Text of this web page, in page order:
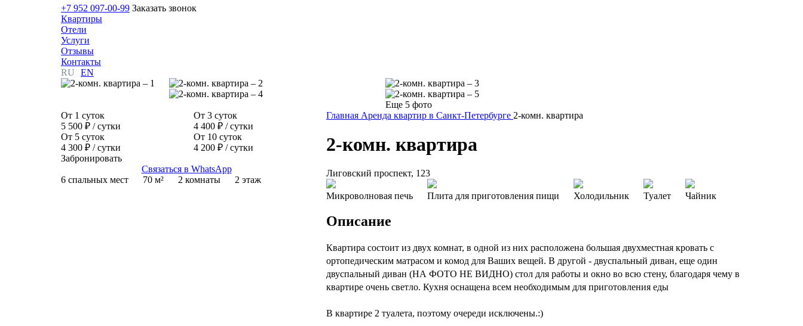
+7 952 097-00-99 Заказать звонок
Квартиры
Отели
Услуги
Отзывы
Контакты
RU
EN
Еще 5 фото
От 1 суток
5 500 ₽ / сутки
От 3 суток
4 400 ₽ / сутки
От 5 суток
4 300 ₽ / сутки
От 10 суток
4 200 ₽ / сутки
Забронировать
Связаться в WhatsApp
6 спальных мест
70 м² 2 комнаты 2 этаж
Главная Аренда квартир в Санкт-Петербурге 2-комн. квартира
2-комн. квартира
Лиговский проспект, 123
Микроволновая печь Плита для приготовления пищи Холодильник Туалет Чайник
Описание
Квартира состоит из двух комнат, в одной из них расположена большая двухместная кровать с
ортопедическим матрасом и комод для Ваших вещей. В другой - двуспальный диван, еще один
двуспальный диван (НА ФОТО НЕ ВИДНО) стол для работы и окно во всю стену, благодаря чему в
квартире очень светло. Кухня оснащена всем необходимым для приготовления еды
В квартире 2 туалета, поэтому очереди исключены.:)